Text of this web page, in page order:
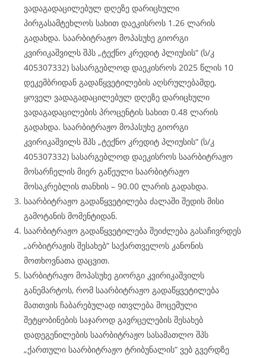
ვადაგადაცილებულ დღეზე დარიცხული
პირგასამტეხლოს სახით დაეკისროს 1.26 ლარის
გადახდა. საარბიტრაჟო მოპასუხე გიორგი
კვირიკაშვილს შპს „ტექნო კრედიტ პლიუსის“ (ს/კ
405307332) სასარგებლოდ დაეკისროს 2025 წლის 10
დეკემბრიდან გადაწყვეტილების აღსრულებამდე,
ყოველ ვადაგადაცილებულ დღეზე დარიცხული
ვადაგადაცილების პროცენტის სახით 0.48 ლარის
გადახდა. საარბიტრაჟო მოპასუხე გიორგი
კვირიკაშვილს შპს „ტექნო კრედიტ პლიუსის“ (ს/კ
405307332) სასარგებლოდ დაეკისროს საარბიტრაჟო
მოსარჩელის მიერ გაწეული საარბიტრაჟო
მოსაკრებლის თანხის – 90.00 ლარის გადახდა.
საარბიტრაჟო გადაწყვეტილება ძალაში შედის მისი
გამოტანის მომენტიდან.
საარბიტრაჟო გადაწყვეტილება შეიძლება გასაჩივრდეს
„არბიტრაჟის შესახებ“ საქართველოს კანონის
მოთხოვნათა დაცვით.
სარბიტრაჟო მოპასუხე გიორგი კვირიკაშვილს
განემარტოს, რომ საარბიტრაჟო გადაწყვეტილება
მათთვის ჩაბარებულად ითვლება მოცემული
შეტყობინების საჯაროდ გავრცელების შესახებ
დადეგენილების საარბიტრაჟო სასამათლო შპს
„ქართული საარბიტრაჟო ტრიბუნალის“ ვებ გვერდზე